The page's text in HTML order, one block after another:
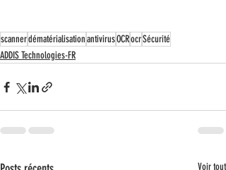
scannerdématérialisationantivirusOCRocrSécurité
ADDIS Technologies-FR
Voir tout